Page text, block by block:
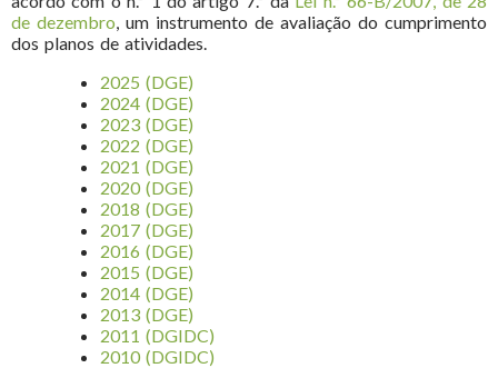
de dezembro, um instrumento de avaliação do cumprimento
dos planos de atividades.
2025 (DGE)
2024 (DGE)
2023 (DGE)
2022 (DGE)
2021 (DGE)
2020 (DGE)
2018 (DGE)
2017 (DGE)
2016 (DGE)
2015 (DGE)
2014 (DGE)
2013 (DGE)
2011 (DGIDC)
2010 (DGIDC)